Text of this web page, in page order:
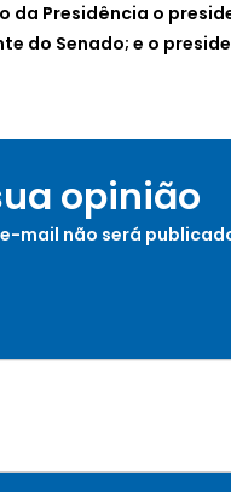
da Presidência o
do Senado; e o
opinião
mail não será